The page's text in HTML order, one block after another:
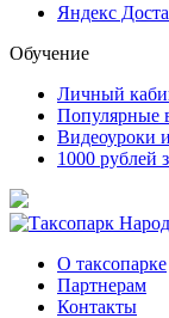
Яндекс
Обучение
Личный
Популярные
Видеоуроки
1000 рублей
О таксопарке
Партнерам
Контакты